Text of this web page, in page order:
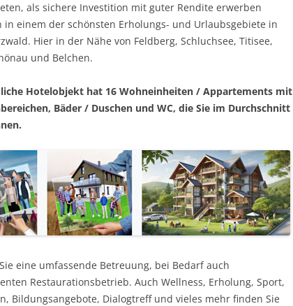
als sichere Investition mit guter Rendite erwerben
in einem der schönsten Erholungs- und Urlaubsgebiete in
Hier in der Nähe von Feldberg, Schluchsee, Titisee,
und Belchen.
Hotelobjekt hat 16 Wohneinheiten / Appartements mit
Bäder / Duschen und WC, die Sie im Durchschnitt
eine umfassende Betreuung, bei Bedarf auch
Restaurationsbetrieb. Auch Wellness, Erholung, Sport,
Bildungsangebote, Dialogtreff und vieles mehr finden Sie